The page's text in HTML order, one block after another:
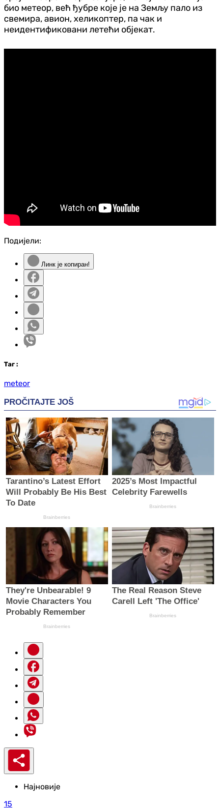
био метеор, већ ђубре које је на Земљу пало из
свемира, авион, хеликоптер, па чак и
неидентификовани летећи објекат.
Подијели:
Линк је копиран!
Таг :
meteor
Најновије
15